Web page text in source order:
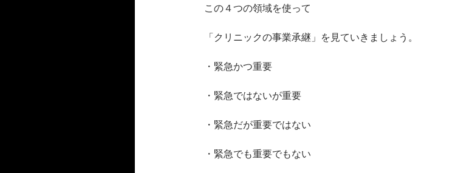
この４つの領域を使って
「クリニックの事業承継」を見ていきましょう。
・緊急かつ重要
・緊急ではないが重要
・緊急だが重要ではない
・緊急でも重要でもない